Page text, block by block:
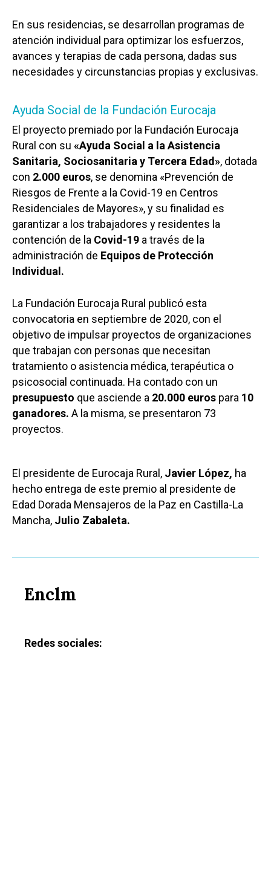
En sus residencias, se desarrollan programas de
atención individual para optimizar los esfuerzos,
avances y terapias de cada persona, dadas sus
necesidades y circunstancias propias y exclusivas.
Ayuda Social de la Fundación Eurocaja
El proyecto premiado por la Fundación Eurocaja
Rural con su «Ayuda Social a la Asistencia
Sanitaria, Sociosanitaria y Tercera Edad», dotada
con 2.000 euros, se denomina «Prevención de
Riesgos de Frente a la Covid-19 en Centros
Residenciales de Mayores», y su finalidad es
garantizar a los trabajadores y residentes la
contención de la Covid-19 a través de la
administración de Equipos de Protección
Individual.
La Fundación Eurocaja Rural publicó esta
convocatoria en septiembre de 2020, con el
objetivo de impulsar proyectos de organizaciones
que trabajan con personas que necesitan
tratamiento o asistencia médica, terapéutica o
psicosocial continuada. Ha contado con un
presupuesto que asciende a 20.000 euros para 10
ganadores. A la misma, se presentaron 73
proyectos.
El presidente de Eurocaja Rural, Javier López, ha
hecho entrega de este premio al presidente de
Edad Dorada Mensajeros de la Paz en Castilla-La
Mancha, Julio Zabaleta.
Enclm
Redes sociales: